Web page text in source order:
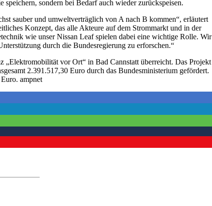
sondern bei Bedarf auch wieder zurückspeisen.
sauber und umweltverträglich von A nach B kommen“, erläutert
Konzept, das alle Akteure auf dem Strommarkt und in der
wie unser Nissan Leaf spielen dabei eine wichtige Rolle. Wir
durch die Bundesregierung zu erforschen.“
vor Ort“ in Bad Cannstatt überreicht. Das Projekt
2.391.517,30 Euro durch das Bundesministerium gefördert.
ampnet